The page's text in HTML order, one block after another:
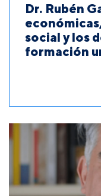
Dr. Rubén
social y los
formación